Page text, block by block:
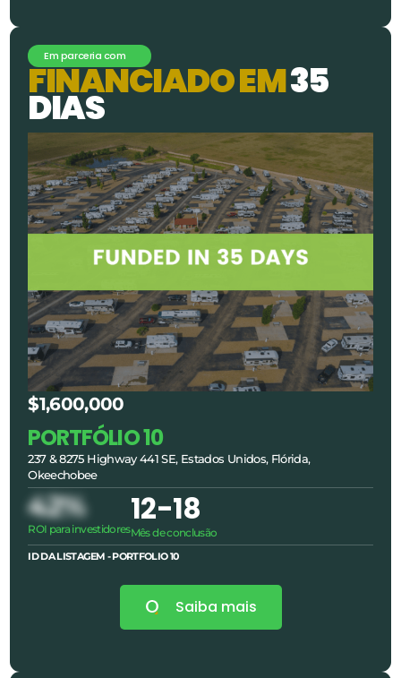
Em parceria com
FINANCIADOEM35
DIAS
$1,600,000
PORTFÓLIO 10
237 & 8275 Highway 441 SE, Estados Unidos, Flórida,
Okeechobee
42%
ROI para investidores
12-18
Mês de conclusão
ID DA LISTAGEM - PORTFOLIO10
Saiba mais